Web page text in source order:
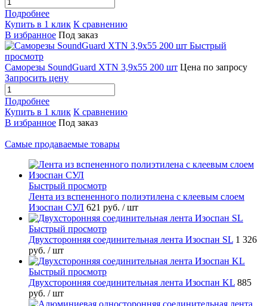
Подробнее
Купить в 1 клик К сравнению
В избранное Под заказ
Быстрый
просмотр
Саморезы SoundGuard XTN 3,9x55 200 шт Цена по запросу
Запросить цену
Подробнее
Купить в 1 клик К сравнению
В избранное Под заказ
Самые продаваемые товары
Быстрый просмотр
Лента из вспененного полиэтилена с клеевым слоем
Изоспан СУЛ 621 руб. / шт
Быстрый просмотр
Двухсторонняя соединительная лента Изоспан SL 1 326
руб. / шт
Быстрый просмотр
Двухсторонняя соединительная лента Изоспан KL 885
руб. / шт